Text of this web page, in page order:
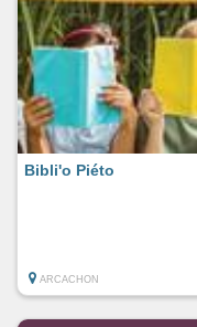
Bibli'o Piéto
ARCACHON